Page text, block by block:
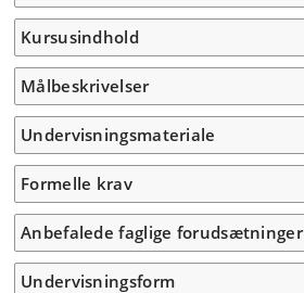
Kursusindhold
Målbeskrivelser
Undervisningsmateriale
Formelle krav
Anbefalede faglige forudsætninger
Undervisningsform